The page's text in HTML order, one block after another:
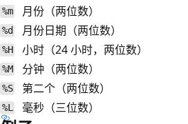
%m 月份（两位数）
%d 月份日期（两位数）
%H 小时（24 小时，两位数）
%M 分钟（两位数）
%S 第二个（两位数）
%L 毫秒（三位数）